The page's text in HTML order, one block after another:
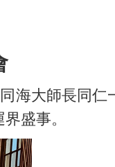
海大師長同仁
盛事。